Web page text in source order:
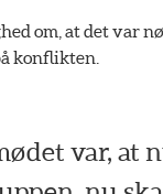
om, at det var
konflikten.
var, at